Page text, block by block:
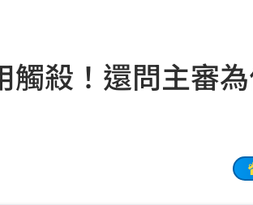
觸殺！還問主審